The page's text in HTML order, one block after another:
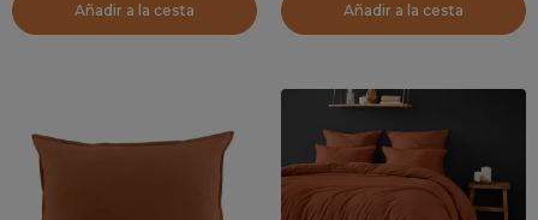
Añadir a la cesta Añadir a la cesta